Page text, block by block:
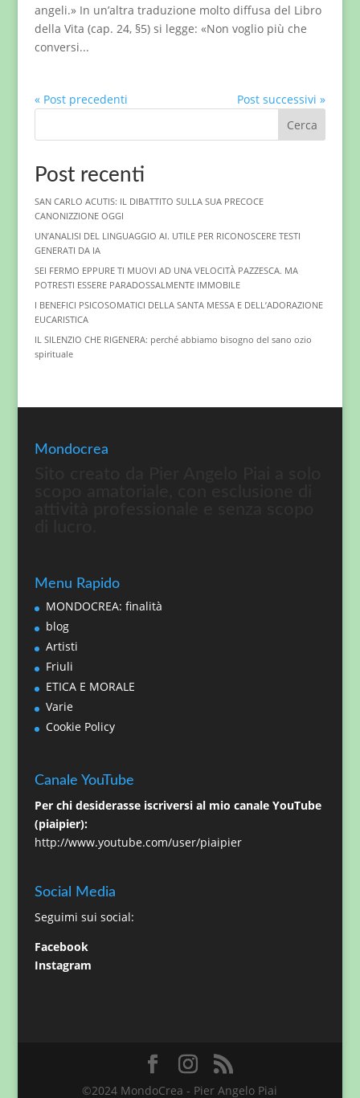
angeli.» In un’altra traduzione molto diffusa del Libro
della Vita (cap. 24, §5) si legge: «Non voglio più che
conversi...
« Post precedenti
Post successivi »
Cerca
Post recenti
SAN CARLO ACUTIS: IL DIBATTITO SULLA SUA PRECOCE
CANONIZZIONE OGGI
UN’ANALISI DEL LINGUAGGIO AI. UTILE PER RICONOSCERE TESTI
GENERATI DA IA
SEI FERMO EPPURE TI MUOVI AD UNA VELOCITÀ PAZZESCA. MA
POTRESTI ESSERE PARADOSSALMENTE IMMOBILE
I BENEFICI PSICOSOMATICI DELLA SANTA MESSA E DELL’ADORAZIONE
EUCARISTICA
IL SILENZIO CHE RIGENERA: perché abbiamo bisogno del sano ozio
spirituale
Mondocrea
Menu Rapido
MONDOCREA: finalità
blog
Artisti
Friuli
ETICA E MORALE
Varie
Cookie Policy
Canale YouTube
Per chi desiderasse iscriversi al mio canale YouTube
(piaipier):
http://www.youtube.com/user/piaipier
Social Media
Seguimi sui social:
Facebook
Instagram
©2024 MondoCrea - Pier Angelo Piai